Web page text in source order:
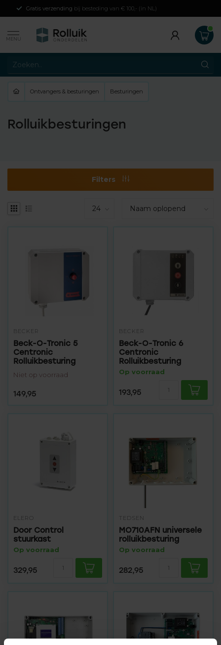
Gratis verzending bij besteding van € 100,- (in NL)
MENU
Ontvangers & besturingen Besturingen
Rolluikbesturingen
Filters
BECKER
Beck-O-Tronic 5
Centronic
Rolluikbesturing
Niet op voorraad
149,95
BECKER
Beck-O-Tronic 6
Centronic
Rolluikbesturing
Op voorraad
193,95
ELERO
Door Control
stuurkast
Op voorraad
329,95
TEDSEN
MO710AFN universele
rolluikbesturing
Op voorraad
282,95